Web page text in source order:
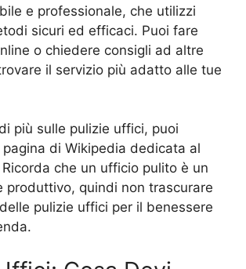
e professionale, che utilizzi
sicuri ed efficaci. Puoi fare
o chiedere consigli ad altre
il servizio più adatto alle tue
più sulle pulizie uffici, puoi
di Wikipedia dedicata al
Ricorda che un ufficio pulito è un
produttivo, quindi non trascurare
pulizie uffici per il benessere